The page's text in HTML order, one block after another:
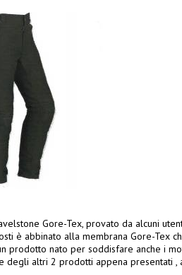
Gore-Tex, provato da alcuni
è abbinato alla membrana Gore-Tex
prodotto nato per soddisfare anche i
degli altri 2 prodotti appena presentati ,